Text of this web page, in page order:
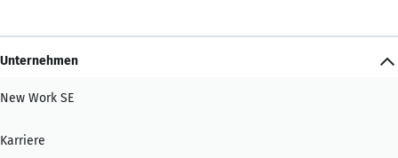
Unternehmen
New Work SE
Karriere